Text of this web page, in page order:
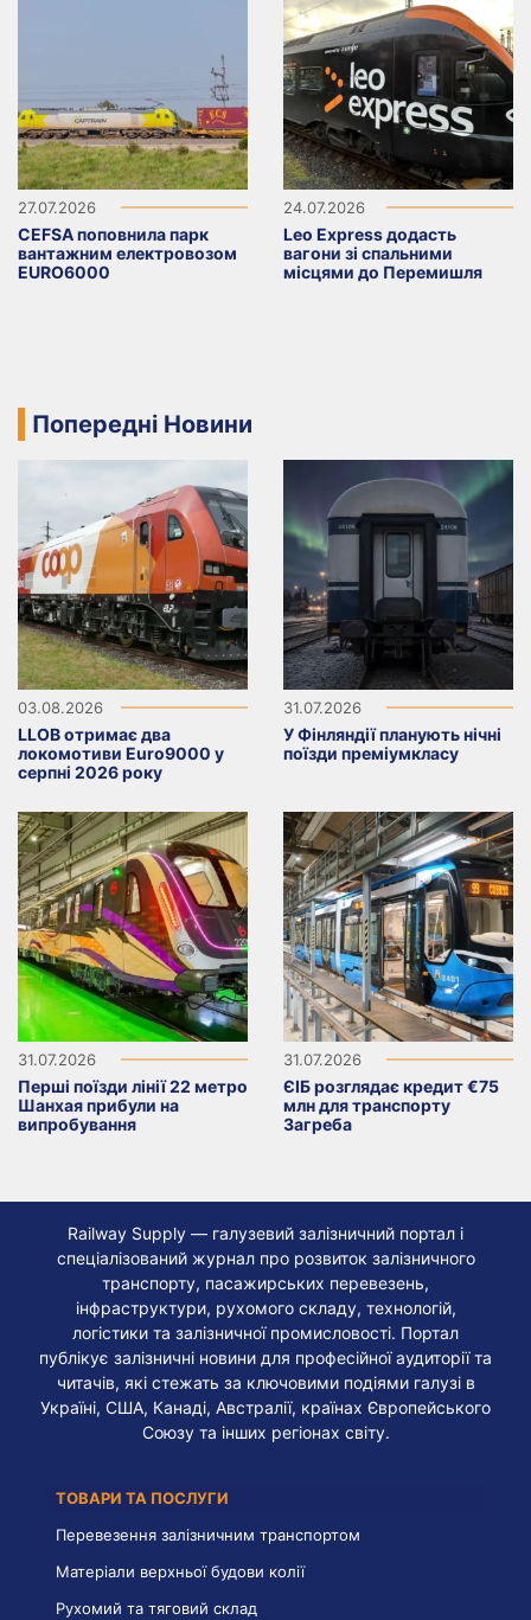
27.07.2026
CEFSA поповнила парк
вантажним електровозом
EURO6000
24.07.2026
Leo Express додасть
вагони зі спальними
місцями до Перемишля
Попередні Новини
03.08.2026
LLOB отримає два
локомотиви Euro9000 у
серпні 2026 року
31.07.2026
У Фінляндії планують нічні
поїзди преміумкласу
31.07.2026
Перші поїзди лінії 22 метро
Шанхая прибули на
випробування
31.07.2026
ЄІБ розглядає кредит €75
млн для транспорту
Загреба
Railway Supply — галузевий залізничний портал і
спеціалізований журнал про розвиток залізничного
транспорту, пасажирських перевезень,
інфраструктури, рухомого складу, технологій,
логістики та залізничної промисловості. Портал
публікує залізничні новини для професійної аудиторії та
читачів, які стежать за ключовими подіями галузі в
Україні, США, Канаді, Австралії, країнах Європейського
Союзу та інших регіонах світу.
ТОВАРИ ТА ПОСЛУГИ
Перевезення залізничним транспортом
Матеріали верхньої будови колії
Рухомий та тяговий склад